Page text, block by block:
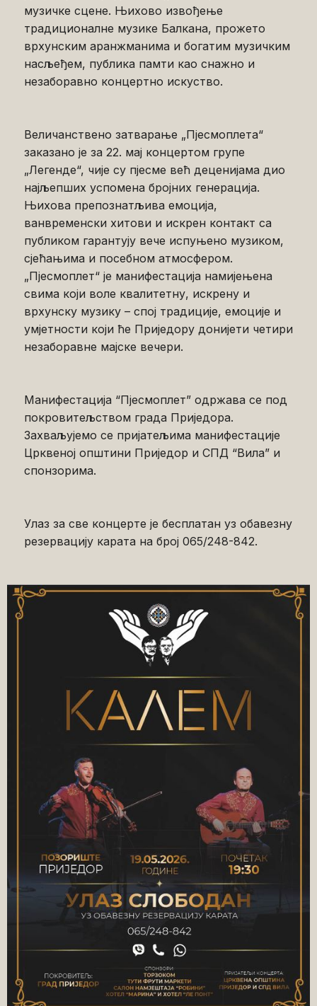
музичке сцене. Њихово извођење
традиционалне музике Балкана, прожето
врхунским аранжманима и богатим музичким
насљеђем, публика памти као снажно и
незаборавно концертно искуство.
Величанствено затварање „Пјесмоплета“
заказано је за 22. мај концертом групе
„Легенде“, чије су пјесме већ деценијама дио
најљепших успомена бројних генерација.
Њихова препознатљива емоција,
ванвременски хитови и искрен контакт са
публиком гарантују вече испуњено музиком,
сјећањима и посебном атмосфером.
„Пјесмоплет“ је манифестација намијењена
свима који воле квалитетну, искрену и
врхунску музику – спој традиције, емоције и
умјетности који ће Приједору донијети четири
незаборавне мајске вечери.
Манифестација “Пјесмоплет” одржава се под
покровитељством града Приједора.
Захваљујемо се пријатељима манифестације
Црквеној општини Приједор и СПД “Вила” и
спонзорима.
Улаз за све концерте је бесплатан уз обавезну
резервацију карата на број 065/248-842.